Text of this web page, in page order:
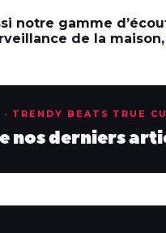
notre gamme
de la
TRENDY BEATS TRUE
nos derniers